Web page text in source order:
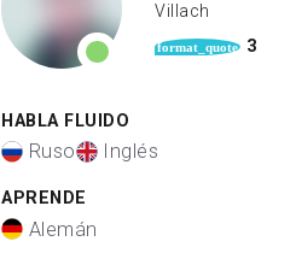
Villach
format_quote 3
HABLA FLUIDO
Ruso Inglés
APRENDE
Alemán